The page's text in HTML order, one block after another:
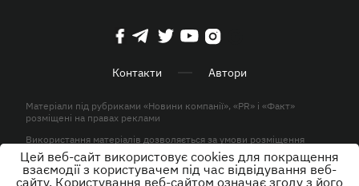
Контакти Автори
Матеріали під рубриками «Новини компанії», «PR» і «Факт»
розміщені на правах реклами
Використання матеріалів дозволяється за умови розміщення
активного гіперпосилання на KP.UA в першому абзаці.
© ТОВ «ЮЛАВ МЕДІА» 2026. Всі права захищені.
Цей веб-сайт використовує cookies для покращення
взаємодії з користувачем під час відвідування веб-
сайту. Користування веб-сайтом означає згоду з його